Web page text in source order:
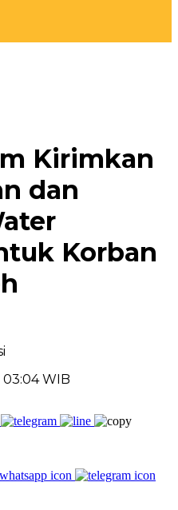
Kirimkan
dan
Korban
03:04 WIB